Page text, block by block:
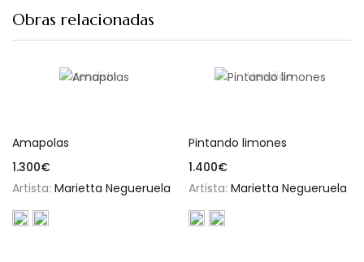
Obras relacionadas
Vendido
Amapolas
1.300€
Artista: Marietta Negueruela
Vendido
Pintando limones
1.400€
Artista: Marietta Negueruela